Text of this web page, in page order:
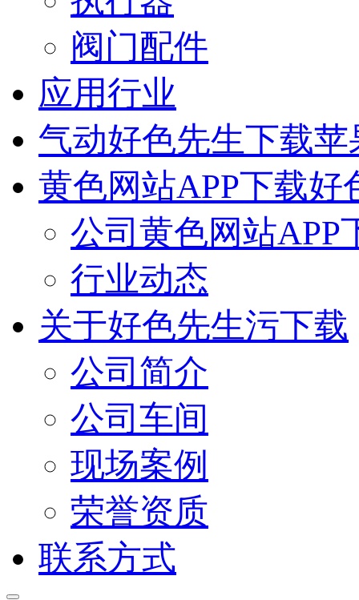
阀门配件
应用行业
气动好色先生下载
黄色网站APP下载好
公司黄色网站APP
行业动态
关于好色先生污下载
公司简介
公司车间
现场案例
荣誉资质
联系方式